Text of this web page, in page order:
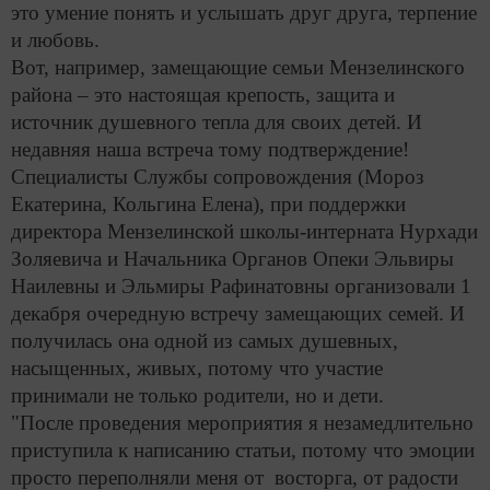
это умение понять и услышать друг друга, терпение
и любовь.
Вот, например, замещающие семьи Мензелинского
района – это настоящая крепость, защита и
источник душевного тепла для своих детей. И
недавняя наша встреча тому подтверждение!
Специалисты Службы сопровождения (Мороз
Екатерина, Кольгина Елена), при поддержки
директора Мензелинской школы-интерната Нурхади
Золяевича и Начальника Органов Опеки Эльвиры
Наилевны и Эльмиры Рафинатовны организовали 1
декабря очередную встречу замещающих семей. И
получилась она одной из самых душевных,
насыщенных, живых, потому что участие
принимали не только родители, но и дети.
"После проведения мероприятия я незамедлительно
приступила к написанию статьи, потому что эмоции
просто переполняли меня от восторга, от радости